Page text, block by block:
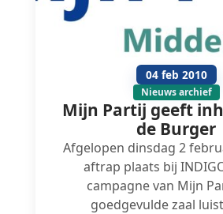
04 feb 2010
Nieuws archief
Mijn Partij geeft
de Burger
Afgelopen dinsdag 2
aftrap plaats bij
campagne van Mijn
goedgevulde zaal